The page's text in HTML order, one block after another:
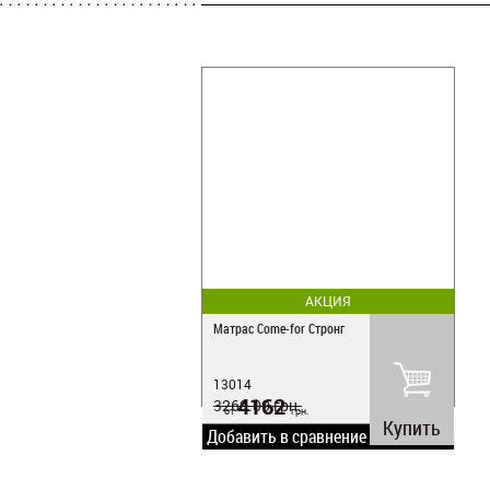
АКЦИЯ
Матрас Come-for Стронг
13014
3260.00грн.
от4162 грн.
Купить
Добавить в сравнение